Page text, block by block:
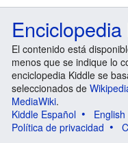
El contenido está
menos que se indique lo
enciclopedia Kiddle se
seleccionados de
MediaWiki.
Kiddle Español
English
Política de privacidad